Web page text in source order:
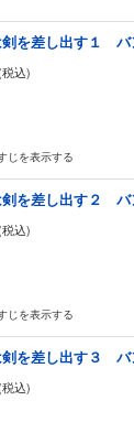
を差し出す１ バ
込)
じを表示する
を差し出す２ バ
込)
じを表示する
を差し出す３ バ
込)